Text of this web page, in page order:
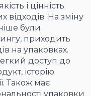
і цінність
відходів. На зміну
були
приходить
на упаковках.
доступ до
історію
Також має
упаковки